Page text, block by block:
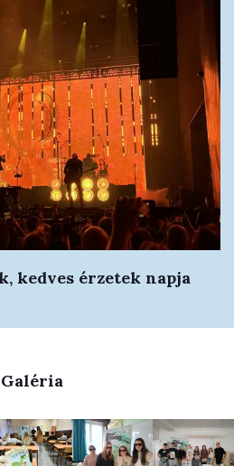
kedves érzetek napja
Galéria